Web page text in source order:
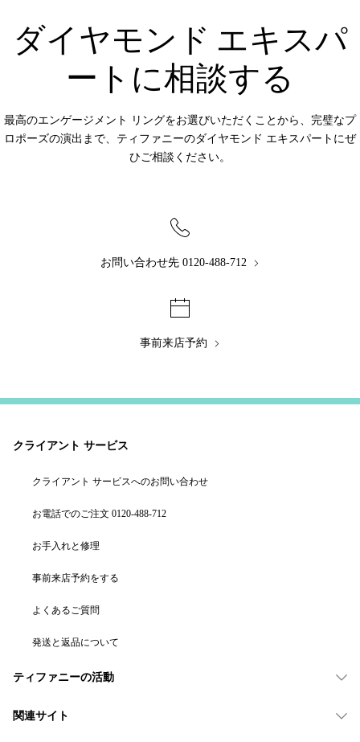
ダイヤモンド エキスパ
ートに相談する
最高のエンゲージメント リングをお選びいただくことから、完璧なプ
ロポーズの演出まで、ティファニーのダイヤモンド エキスパートにぜ
ひご相談ください。
お問い合わせ先 0120-488-712
事前来店予約
クライアント サービス
クライアント サービスへのお問い合わせ
お電話でのご注文 0120-488-712
お手入れと修理
事前来店予約をする
よくあるご質問
発送と返品について
ティファニーの活動
関連サイト